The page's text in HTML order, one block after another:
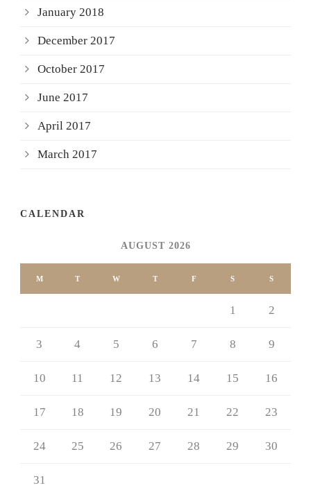
January 2018
December 2017
October 2017
June 2017
April 2017
March 2017
CALENDAR
AUGUST 2026
M T W T F S S
1 2
3 4 5 6 7 8 9
10 11 12 13 14 15 16
17 18 19 20 21 22 23
24 25 26 27 28 29 30
31